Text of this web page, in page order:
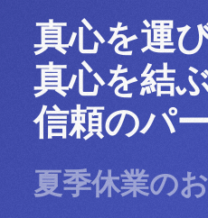
真心を運び
真心を結
信頼のパ
夏季休業の